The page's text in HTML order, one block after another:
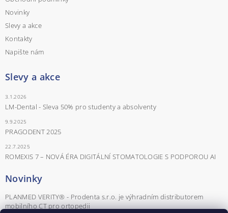
Novinky
Slevy a akce
Kontakty
Napište nám
Slevy a akce
3.1.2026
LM-Dental - Sleva 50% pro studenty a absolventy
9.9.2025
PRAGODENT 2025
22.7.2025
ROMEXIS 7 – NOVÁ ÉRA DIGITÁLNÍ STOMATOLOGIE S PODPOROU AI
Novinky
PLANMED VERITY® - Prodenta s.r.o. je výhradním distributorem
mobilního CT pro ortopedii